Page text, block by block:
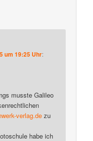
um 19:25 Uhr:
musste Galileo
verlag.de zu
habe ich